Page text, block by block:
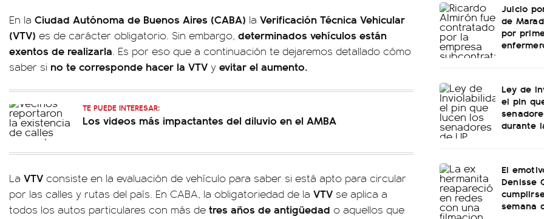
En la Ciudad Autónoma de Buenos Aires (CABA) la Verificación Técnica Vehicular
(VTV) es de carácter obligatorio. Sin embargo, determinados vehículos están
exentos de realizarla. Es por eso que a continuación te dejaremos detallado cómo
saber si no te corresponde hacer la VTV y evitar el aumento.
TE PUEDE INTERESAR:
Los videos más impactantes del diluvio en el AMBA
La VTV consiste en la evaluación de vehículo para saber si está apto para circular
por las calles y rutas del país. En CABA, la obligatoriedad de la VTV se aplica a
todos los autos particulares con más de tres años de antigüedad o aquellos que
Juicio
de
por
Ley de
el pin
durante
El
Denisse
semana